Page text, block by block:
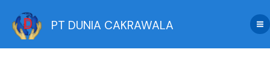
content
PT DUNIA CAKRAWALA